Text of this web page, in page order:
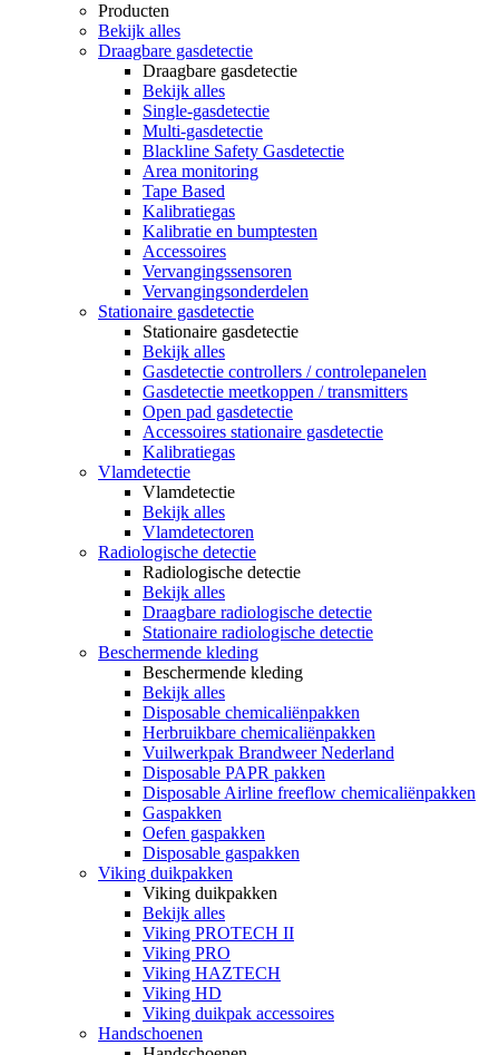
Producten
Bekijk alles
Draagbare gasdetectie
Draagbare gasdetectie
Bekijk alles
Single-gasdetectie
Multi-gasdetectie
Blackline Safety Gasdetectie
Area monitoring
Tape Based
Kalibratiegas
Kalibratie en bumptesten
Accessoires
Vervangingssensoren
Vervangingsonderdelen
Stationaire gasdetectie
Stationaire gasdetectie
Bekijk alles
Gasdetectie controllers / controlepanelen
Gasdetectie meetkoppen / transmitters
Open pad gasdetectie
Accessoires stationaire gasdetectie
Kalibratiegas
Vlamdetectie
Vlamdetectie
Bekijk alles
Vlamdetectoren
Radiologische detectie
Radiologische detectie
Bekijk alles
Draagbare radiologische detectie
Stationaire radiologische detectie
Beschermende kleding
Beschermende kleding
Bekijk alles
Disposable chemicaliënpakken
Herbruikbare chemicaliënpakken
Vuilwerkpak Brandweer Nederland
Disposable PAPR pakken
Disposable Airline freeflow chemicaliënpakken
Gaspakken
Oefen gaspakken
Disposable gaspakken
Viking duikpakken
Viking duikpakken
Bekijk alles
Viking PROTECH II
Viking PRO
Viking HAZTECH
Viking HD
Viking duikpak accessoires
Handschoenen